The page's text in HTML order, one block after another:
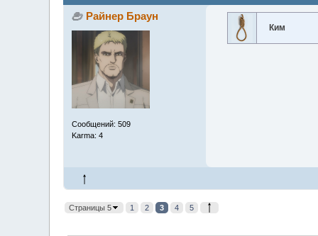
Райнер Браун
Сообщений: 509
Karma: 4
Ким
Страницы 5 1 2 3 4 5